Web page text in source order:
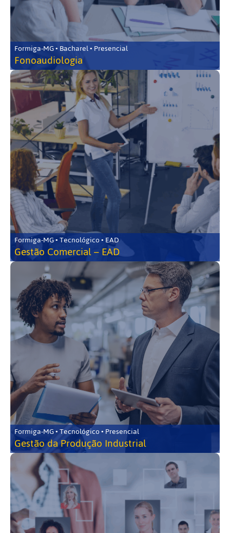
Formiga-MG • Bacharel • Presencial
Fonoaudiologia
Formiga-MG • Tecnológico • EAD
Gestão Comercial – EAD
Formiga-MG • Tecnológico • Presencial
Gestão da Produção Industrial